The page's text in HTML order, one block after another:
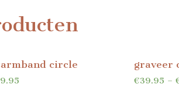
circle graveer
€39.95 –